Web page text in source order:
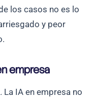
los casos no es lo
y peor
empresa
IA en empresa no